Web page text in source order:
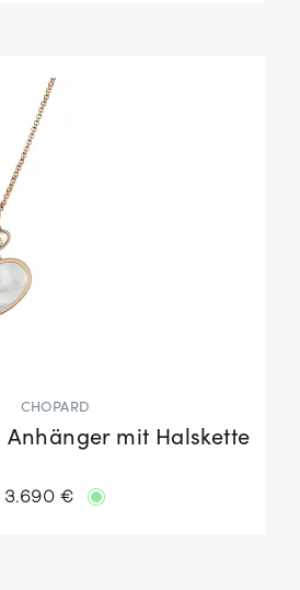
CHOPARD
Anhänger mit Halskette
3.690 €